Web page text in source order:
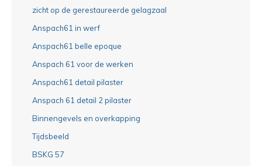
zicht op de gerestaureerde gelagzaal
Anspach61 in werf
Anspach61 belle epoque
Anspach 61 voor de werken
Anspach61 detail pilaster
Anspach 61 detail 2 pilaster
Binnengevels en overkapping
Tijdsbeeld
BSKG 57